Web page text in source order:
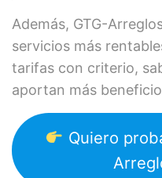
Además, GTG-
servicios más
tarifas con criterio,
aportan más
Quiero